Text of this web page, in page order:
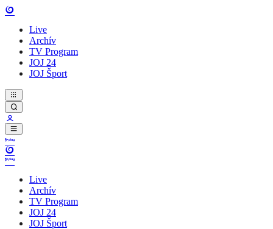
Live
Archív
TV Program
JOJ 24
JOJ Šport
Live
Archív
TV Program
JOJ 24
JOJ Šport